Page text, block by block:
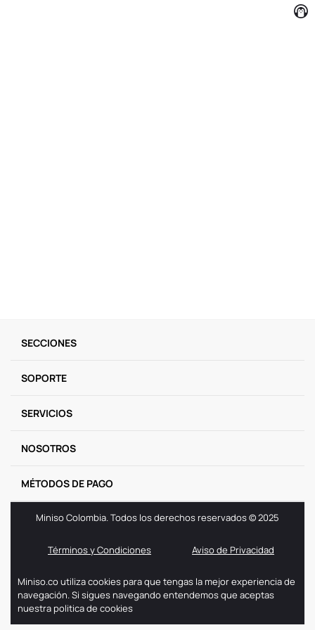
SECCIONES
SOPORTE
SERVICIOS
NOSOTROS
MÉTODOS DE PAGO
Miniso Colombia. Todos los derechos reservados © 2025
Términos y Condiciones Aviso de Privacidad
Miniso.co utiliza cookies para que tengas la mejor experiencia de
navegación. Si sigues navegando entendemos que aceptas
nuestra politica de cookies